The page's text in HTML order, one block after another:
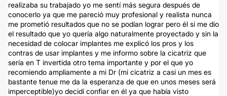
realizaba su trabajado yo me sentí más segura después de
conocerlo ya que me pareció muy profesional y realista nunca
me prometió resultados que no se podían lograr pero él si me dio
el resultado que yo quería algo naturalmente proyectado y sin la
necesidad de colocar implantes me explicó los pros y los
contras de usar implantes y me informo sobre la cicatriz que
sería en T invertida otro tema importante y por el que yo
recomiendo ampliamente a mi Dr (mi cicatriz a casi un mes es
bastante tenue me da la esperanza de que en unos meses será
imperceptible)yo decidí confiar en él ya que había visto